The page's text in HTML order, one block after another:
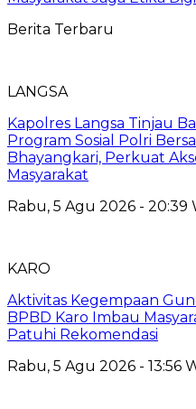
Berita Terbaru
LANGSA
Kapolres Langsa Tinjau
Program Sosial Polri
Bhayangkari, Perkuat
Masyarakat
Rabu, 5 Agu 2026 - 20:39
KARO
Aktivitas Kegempaan
BPBD Karo Imbau
Patuhi Rekomendasi
Rabu, 5 Agu 2026 - 13:56